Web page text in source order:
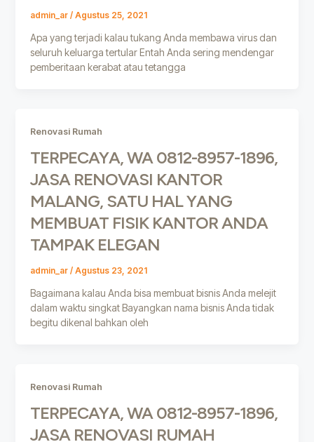
admin_ar / Agustus 25, 2021
Apa yang terjadi kalau tukang Anda membawa virus dan
seluruh keluarga tertular Entah Anda sering mendengar
pemberitaan kerabat atau tetangga
Renovasi Rumah
TERPECAYA, WA 0812-8957-1896,
JASA RENOVASI KANTOR
MALANG, SATU HAL YANG
MEMBUAT FISIK KANTOR ANDA
TAMPAK ELEGAN
admin_ar / Agustus 23, 2021
Bagaimana kalau Anda bisa membuat bisnis Anda melejit
dalam waktu singkat Bayangkan nama bisnis Anda tidak
begitu dikenal bahkan oleh
Renovasi Rumah
TERPECAYA, WA 0812-8957-1896,
JASA RENOVASI RUMAH